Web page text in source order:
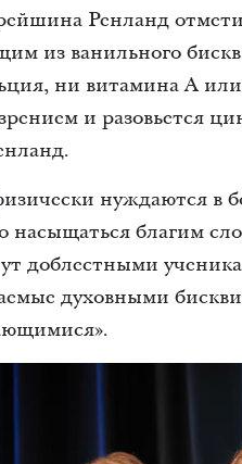
Ренланд
из ванильного
ни витамина А
и разовьется
нуждаются в
насыщаться благим
доблестными
духовными